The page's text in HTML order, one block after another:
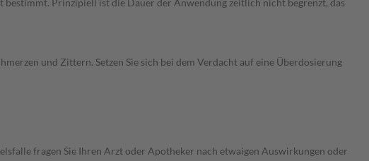
Prinzipiell ist die Dauer der Anwendung zeitlich nicht begrenzt, das
und Zittern. Setzen Sie sich bei dem Verdacht auf eine Überdosierung
fragen Sie Ihren Arzt oder Apotheker nach etwaigen Auswirkungen oder